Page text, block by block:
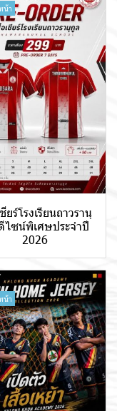
น้า
ยร์โรงเรียนถาวรานุ
ไซน์พิเศษประจำปี
2026
น้า